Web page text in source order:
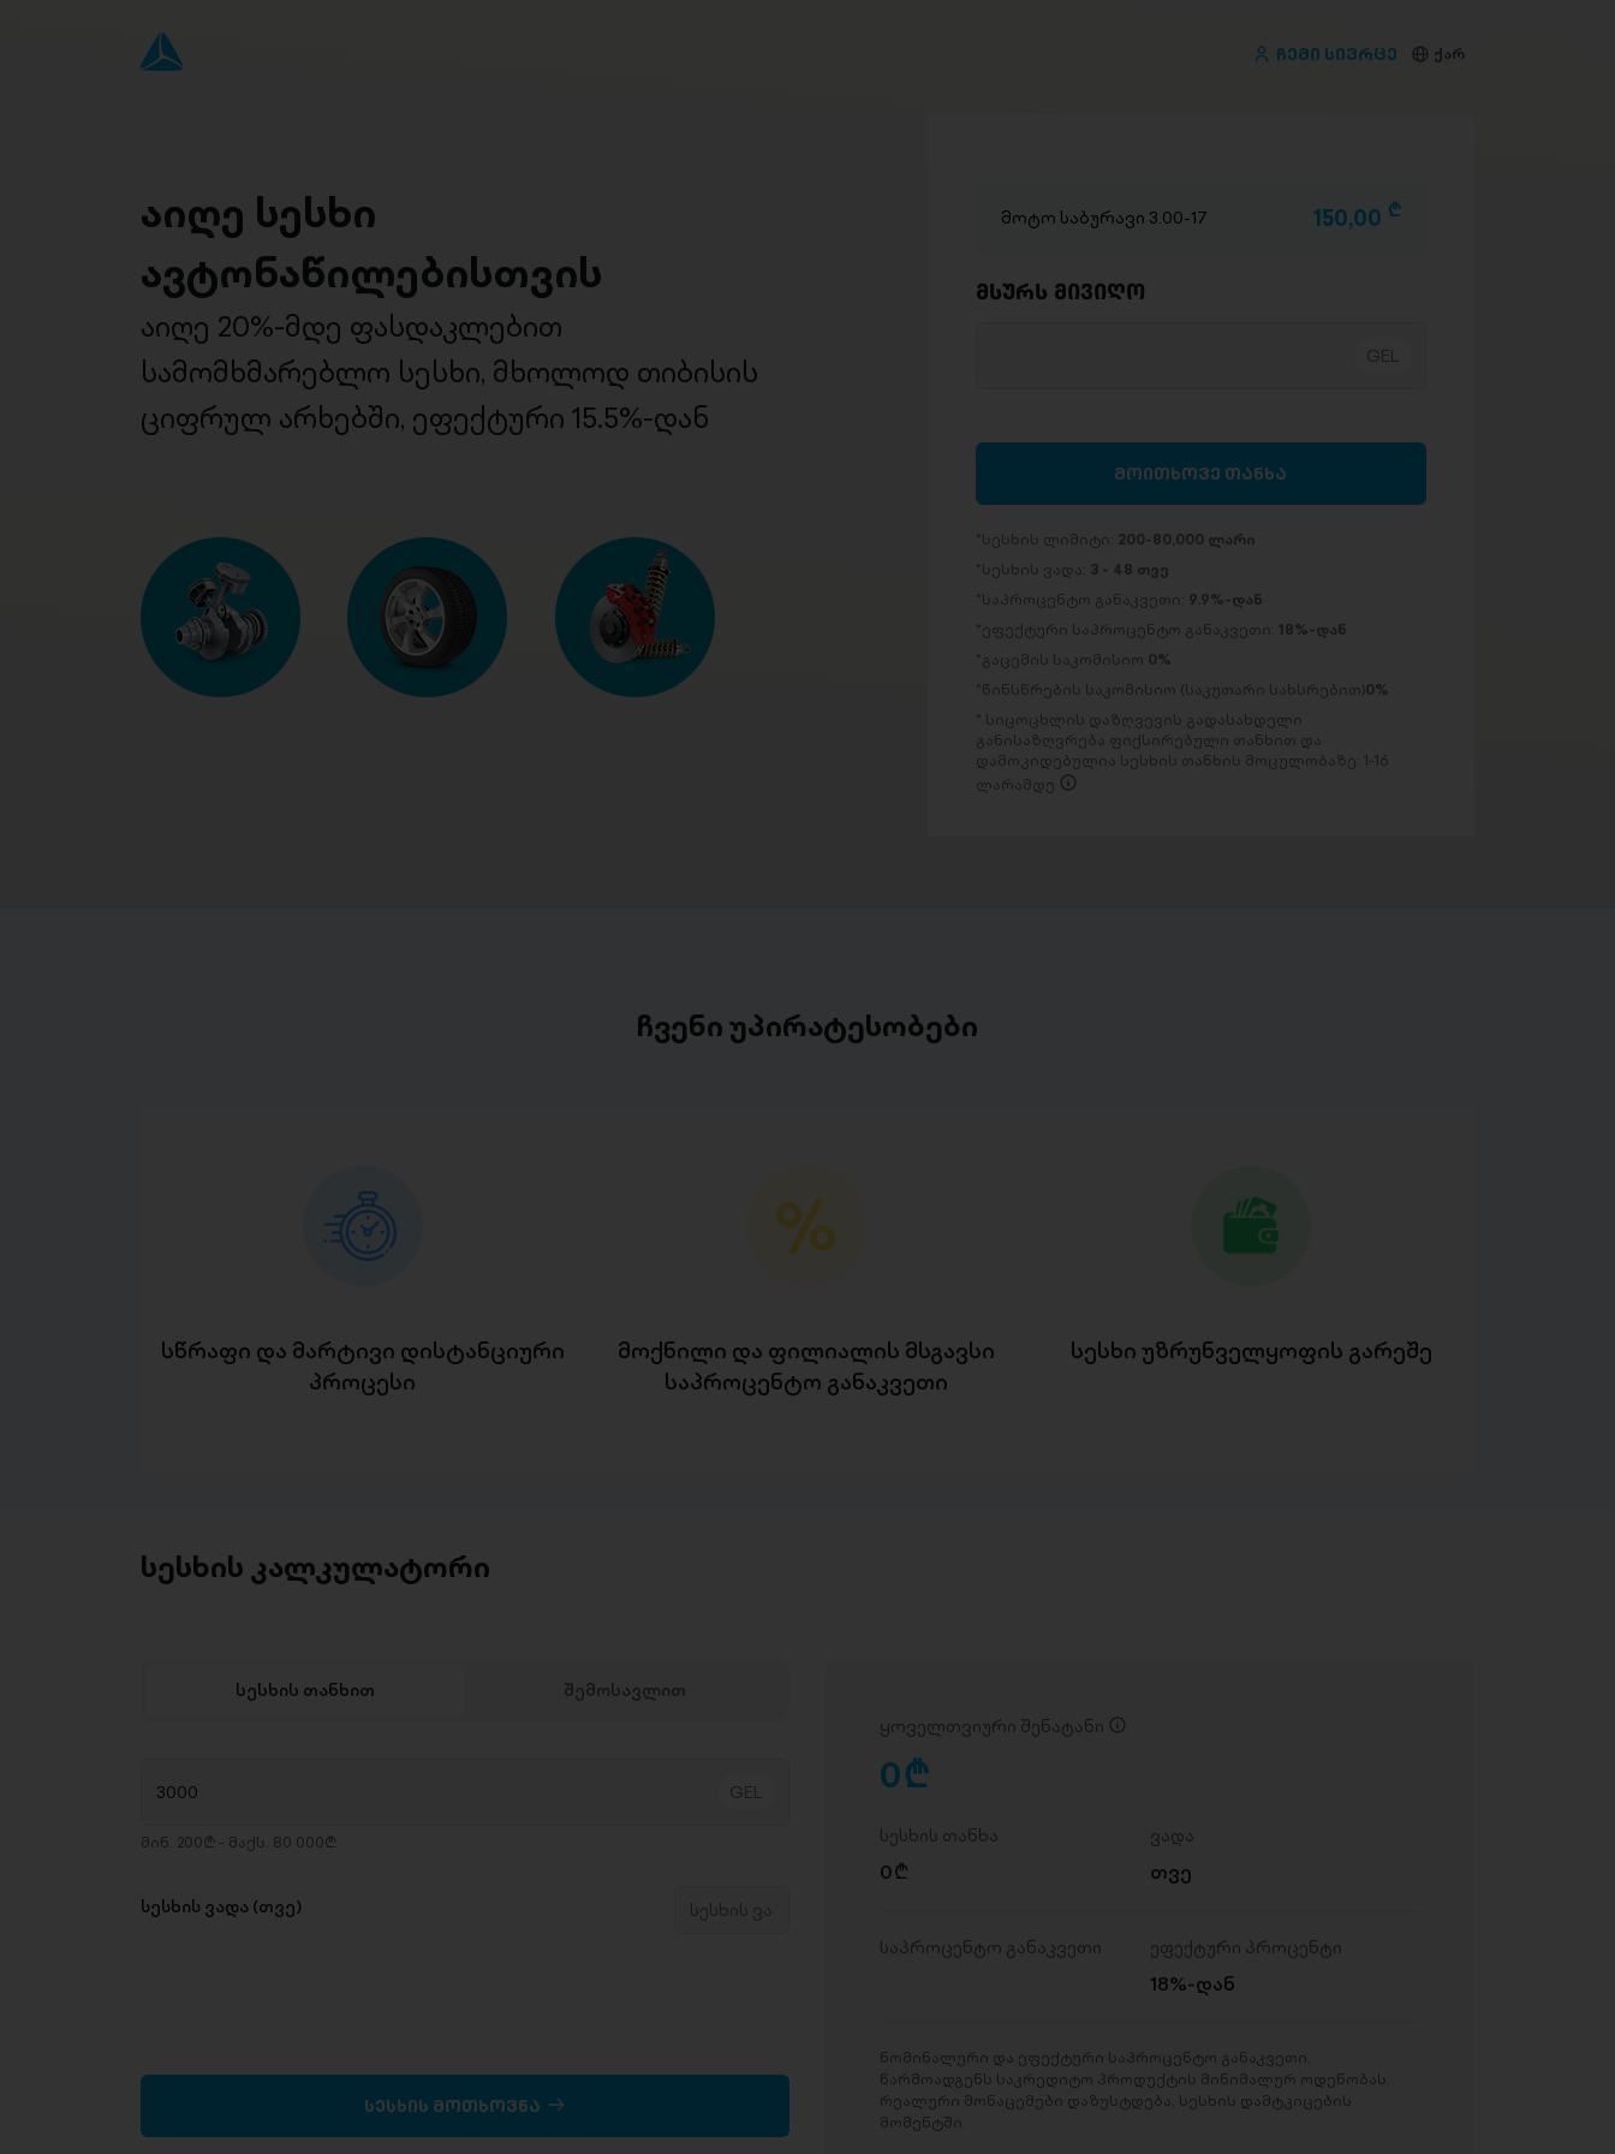
ჩემი სივრცე ქარ
აიღე სესხი
ავტონაწილებისთვის
აიღე 20%-მდე ფასდაკლებით
სამომხმარებლო სესხი, მხოლოდ თიბისის
ციფრულ არხებში, ეფექტური 15.5%-დან
მოტო საბურავი 3.00-17 150,00 D
მსურს მივიღო
მოითხოვე თანხა
სესხის ლიმიტი: 200-80,000 ლარი
სესხის ვადა: 3 - 48 თვე
საპროცენტო განაკვეთი: 9.9%-დან
ეფექტური საპროცენტო განაკვეთი: 18%-დან
გაცემის საკომისიო 0%
წინსწრების საკომისიო (საკუთარი სახსრებით)0%
სიცოცხლის დაზღვევის გადასახდელი
განისაზღვრება ფიქსირებული თანხით და
დამოკიდებულია სესხის თანხის მოცულობაზე: 1-16
ლარამდე
ჩვენი უპირატესობები
სწრაფი და მარტივი დისტანციური
პროცესი
მოქნილი და ფილიალის მსგავსი
საპროცენტო განაკვეთი
სესხი უზრუნველყოფის გარეშე
სესხის კალკულატორი
სესხის თანხით შემოსავლით
მინ. 200₾ - მაქს. 80 000₾
სესხის ვადა (თვე)
ყოველთვიური შენატანი
0D
სესხის თანხა
0D
ვადა
თვე
საპროცენტო განაკვეთი ეფექტური პროცენტი
18%-დან
ნომინალური და ეფექტური საპროცენტო განაკვეთი,
წარმოადგენს საკრედიტო პროდუქტის მინიმალურ ოდენობას.
რეალური მონაცემები დაზუსტდება, სესხის დამტკიცების
მომენტში.
სესხის მოთხოვნა